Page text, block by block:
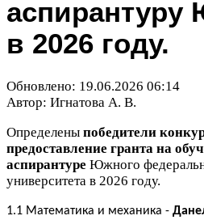
аспирантуру
в 2026 году.
Обновлено: 19.06.2026 06:14
Автор: Игнатова А. В.
Определены победители
предоставление гранта на
аспирантуре Южного
университета в 2026 году.
1.1 Математика и механика -